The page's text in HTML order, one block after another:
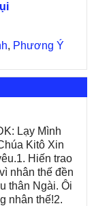
, Phương Ý
Lạy Mình
Kitô Xin
Hiến trao
nhân thế đền
thân Ngài. Ôi
nhân thế!2.